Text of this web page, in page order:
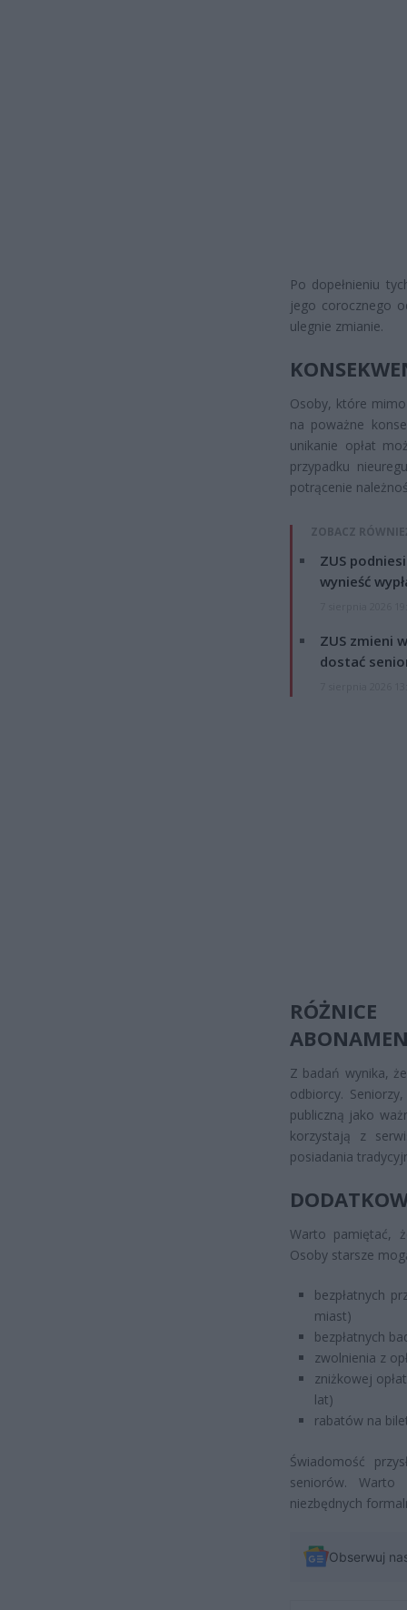
Po dopełnieniu
jego corocznego
ulegnie zmianie.
Osoby, które
na poważne
unikanie opłat
przypadku
potrącenie
ZOBACZ
ZUS
wynieść
ZUS zmieni
dostać
Z badań wynika,
odbiorcy.
publiczną jako
korzystają z
posiadania
Warto pamiętać,
Osoby starsze
bezpłatnych
miast)
bezpłatnych
zwolnienia z
zniżkowej
lat)
rabatów na
Świadomość
seniorów.
niezbędnych
Obserwuj